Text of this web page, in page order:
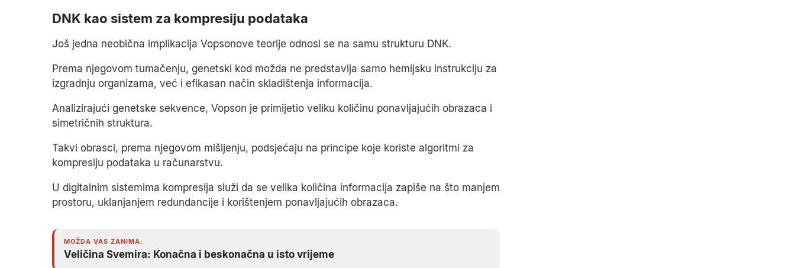
DNK kao sistem za kompresiju podataka
Još jedna neobična implikacija Vopsonove teorije odnosi se na samu strukturu DNK.
Prema njegovom tumačenju, genetski kod možda ne predstavlja samo hemijsku instrukciju za
izgradnju organizama, već i efikasan način skladištenja informacija.
Analizirajući genetske sekvence, Vopson je primijetio veliku količinu ponavljajućih obrazaca i
simetričnih struktura.
Takvi obrasci, prema njegovom mišljenju, podsjećaju na principe koje koriste algoritmi za
kompresiju podataka u računarstvu.
U digitalnim sistemima kompresija služi da se velika količina informacija zapiše na što manjem
prostoru, uklanjanjem redundancije i korištenjem ponavljajućih obrazaca.
MOŽDA VAS ZANIMA:
Veličina Svemira: Konačna i beskonačna u isto vrijeme